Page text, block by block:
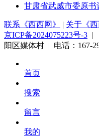
甘肃省武威市委原
联系《西西网》 | 关于《西
京ICP备2024075223号-3 |
阳区媒体村 | 电话：167-
首页
搜索
留言
我的